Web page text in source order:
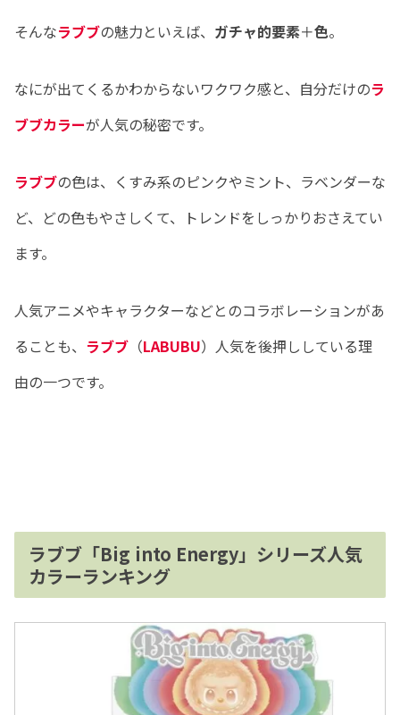
そんなラブブの魅力といえば、 ガチャ的要素＋色。
なにが出てくるかわからないワクワク感と、自分だけのラ
ブブカラーが人気の秘密です。
ラブブの色は、くすみ系のピンクやミント、ラベンダーな
ど、どの色もやさしくて、トレンドをしっかりおさえてい
ます。
人気アニメやキャラクターなどとのコラボレーションがあ
ることも、 ラブブ （LABUBU）人気を後押ししている理
由の一つです。
ラブブ「Big into Energy」シリーズ人気
カラーランキング